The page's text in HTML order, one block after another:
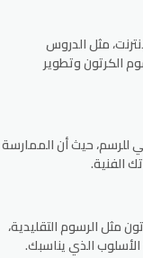
مثل الدروس
الكرتون وتطوير
للرسم، حيث أن الممارسة
الفنية.
مثل الرسوم التقليدية،
الأسلوب الذي يناسبك.